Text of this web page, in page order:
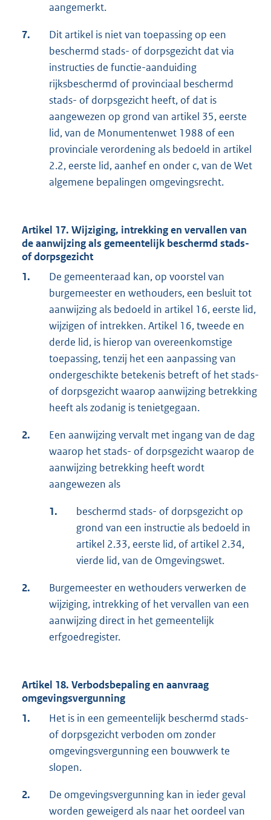
aangemerkt.
7.
Dit artikel is niet van toepassing op een
beschermd stads- of dorpsgezicht dat via
instructies de functie-aanduiding
rijksbeschermd of provinciaal beschermd
stads- of dorpsgezicht heeft, of dat is
aangewezen op grond van artikel 35, eerste
lid, van de Monumentenwet 1988 of een
provinciale verordening als bedoeld in artikel
2.2, eerste lid, aanhef en onder c, van de Wet
algemene bepalingen omgevingsrecht.
Artikel 17. Wijziging, intrekking en vervallen van
de aanwijzing als gemeentelijk beschermd stads-
of dorpsgezicht
1.
De gemeenteraad kan, op voorstel van
burgemeester en wethouders, een besluit tot
aanwijzing als bedoeld in artikel 16, eerste lid,
wijzigen of intrekken. Artikel 16, tweede en
derde lid, is hierop van overeenkomstige
toepassing, tenzij het een aanpassing van
ondergeschikte betekenis betreft of het stads-
of dorpsgezicht waarop aanwijzing betrekking
heeft als zodanig is tenietgegaan.
2.
Een aanwijzing vervalt met ingang van de dag
waarop het stads- of dorpsgezicht waarop de
aanwijzing betrekking heeft wordt
aangewezen als
1.
beschermd stads- of dorpsgezicht op
grond van een instructie als bedoeld in
artikel 2.33, eerste lid, of artikel 2.34,
vierde lid, van de Omgevingswet.
2.
Burgemeester en wethouders verwerken de
wijziging, intrekking of het vervallen van een
aanwijzing direct in het gemeentelijk
erfgoedregister.
Artikel 18. Verbodsbepaling en aanvraag
omgevingsvergunning
1.
Het is in een gemeentelijk beschermd stads-
of dorpsgezicht verboden om zonder
omgevingsvergunning een bouwwerk te
slopen.
2.
De omgevingsvergunning kan in ieder geval
worden geweigerd als naar het oordeel van